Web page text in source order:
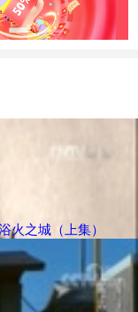
火之城（上集）